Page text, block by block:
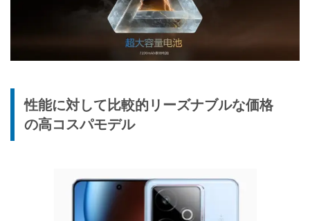
性能に対して比較的リーズナブルな価格
の高コスパモデル